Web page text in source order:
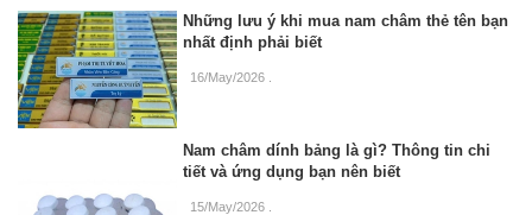
Những lưu ý khi mua nam châm thẻ tên bạn
nhất định phải biết
16/May/2026
Nam châm dính bảng là gì? Thông tin chi
tiết và ứng dụng bạn nên biết
15/May/2026